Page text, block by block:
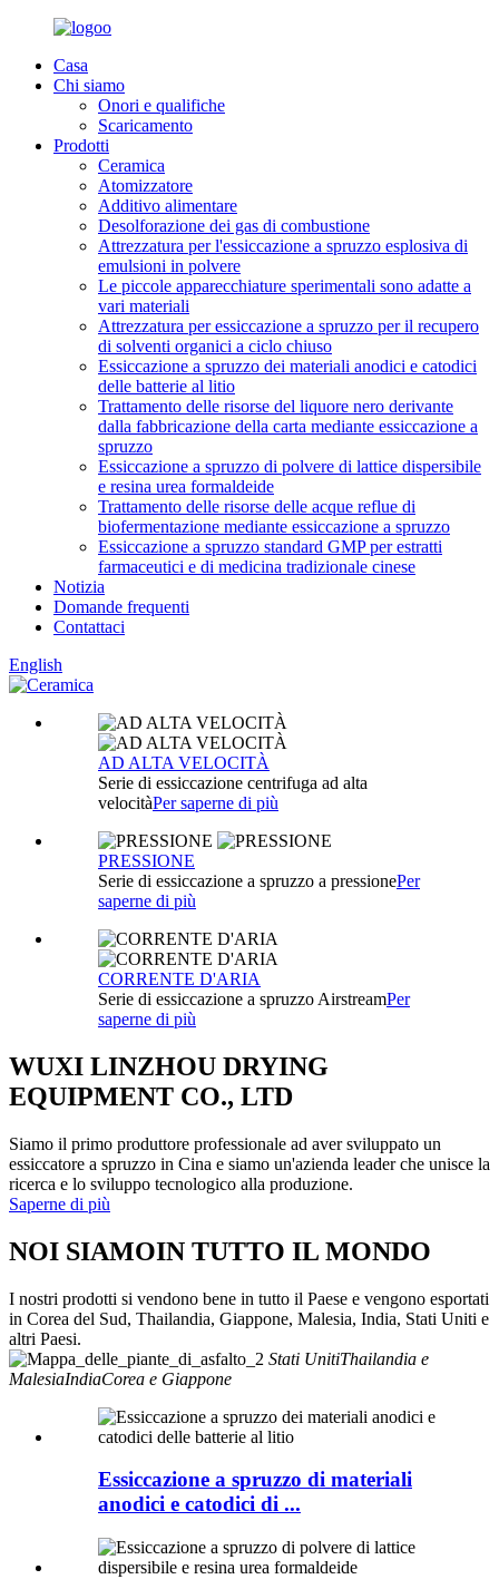
Casa
Chi siamo
Onori e qualifiche
Scaricamento
Prodotti
Ceramica
Atomizzatore
Additivo alimentare
Desolforazione dei gas di combustione
Attrezzatura per l'essiccazione a spruzzo esplosiva di
emulsioni in polvere
Le piccole apparecchiature sperimentali sono adatte a
vari materiali
Attrezzatura per essiccazione a spruzzo per il recupero
di solventi organici a ciclo chiuso
Essiccazione a spruzzo dei materiali anodici e catodici
delle batterie al litio
Trattamento delle risorse del liquore nero derivante
dalla fabbricazione della carta mediante essiccazione a
spruzzo
Essiccazione a spruzzo di polvere di lattice dispersibile
e resina urea formaldeide
Trattamento delle risorse delle acque reflue di
biofermentazione mediante essiccazione a spruzzo
Essiccazione a spruzzo standard GMP per estratti
farmaceutici e di medicina tradizionale cinese
Notizia
Domande frequenti
Contattaci
English
AD ALTA VELOCITÀ
Serie di essiccazione centrifuga ad alta
velocitàPer saperne di più
PRESSIONE
Serie di essiccazione a spruzzo a pressionePer
saperne di più
CORRENTE D'ARIA
Serie di essiccazione a spruzzo AirstreamPer
saperne di più
WUXI LINZHOU DRYING
EQUIPMENT CO., LTD
Siamo il primo produttore professionale ad aver sviluppato un
essiccatore a spruzzo in Cina e siamo un'azienda leader che unisce la
ricerca e lo sviluppo tecnologico alla produzione.
Saperne di più
NOI SIAMOIN TUTTO IL MONDO
I nostri prodotti si vendono bene in tutto il Paese e vengono esportati
in Corea del Sud, Thailandia, Giappone, Malesia, India, Stati Uniti e
altri Paesi.
Stati UnitiThailandia e
MalesiaIndiaCorea e Giappone
Essiccazione a spruzzo di materiali
anodici e catodici di ...